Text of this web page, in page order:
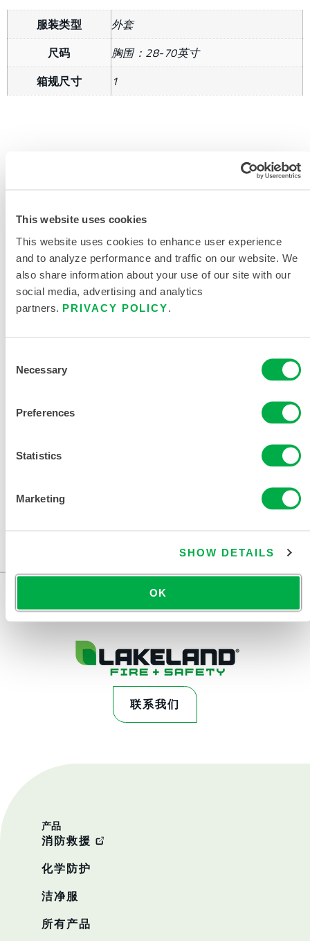
This website uses cookies
This website uses cookies to enhance user experience
and to analyze performance and traffic on our website. We
also share information about your use of our site with our
social media, advertising and analytics
partners. PRIVACY POLICY
Selection
Necessary
Preferences
Statistics
Marketing
SHOW DETAILS
OK
服装类型
外套
尺码
胸围：28-70英寸
箱规尺寸
1
产品资料
销售区域：美国、加拿大、墨西哥、南美洲、大洋洲、非
联系我们
产品
消防救援
化学防护
洁净服
所有产品